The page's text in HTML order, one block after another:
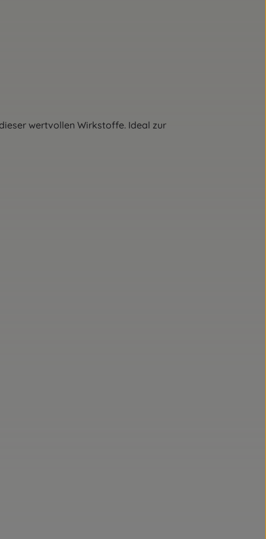
wertvollen Wirkstoffe. Ideal zur